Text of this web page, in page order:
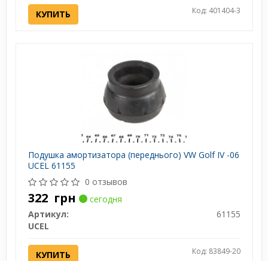
КУПИТЬ Код: 401404-3
Подушка амортизатора (переднього) VW Golf IV -06
UCEL 61155
0 отзывов
322 грн
сегодня
Артикул:
61155
UCEL
КУПИТЬ Код: 83849-20